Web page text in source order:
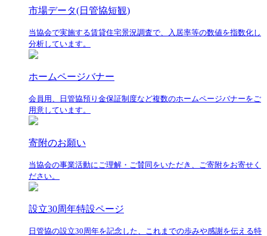
市場データ(日管協短観)
当協会で実施する賃貸住宅景況調査で、入居率等の数値を指数化し
分析しています。
ホームページバナー
会員用、日管協預り金保証制度など複数のホームページバナーをご
用意しています。
寄附のお願い
当協会の事業活動にご理解・ご賛同をいただき、ご寄附をお寄せく
ださい。
設立30周年特設ページ
日管協の設立30周年を記念した、これまでの歩みや感謝を伝える特